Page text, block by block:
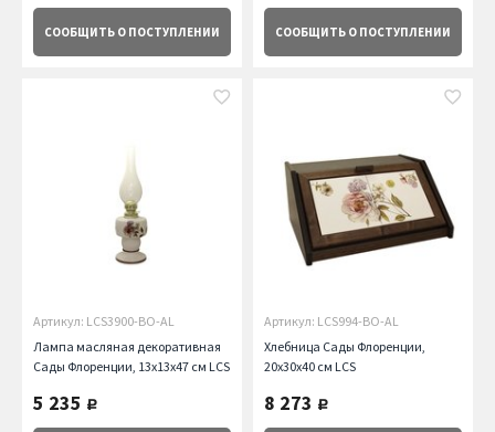
СООБЩИТЬ О ПОСТУПЛЕНИИ СООБЩИТЬ О ПОСТУПЛЕНИИ
Артикул: LCS3900-BO-AL
Лампа масляная декоративная
Сады Флоренции, 13х13х47 см LCS
5 235 руб.
Артикул: LCS994-BO-AL
Хлебница Сады Флоренции,
20х30х40 см LCS
8 273 руб.